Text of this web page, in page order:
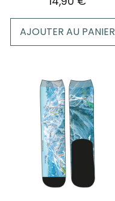
AJOUTER AU PANIER